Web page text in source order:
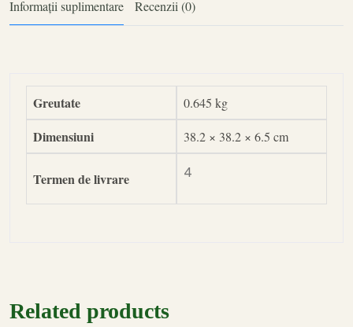
Informații suplimentare Recenzii (0)
Greutate 0.645 kg
Dimensiuni 38.2 × 38.2 × 6.5 cm
Termen de livrare 4
Related products